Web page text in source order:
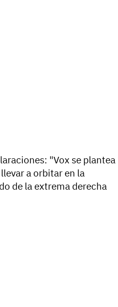
"Vox se plantea
a orbitar en la
de la extrema derecha